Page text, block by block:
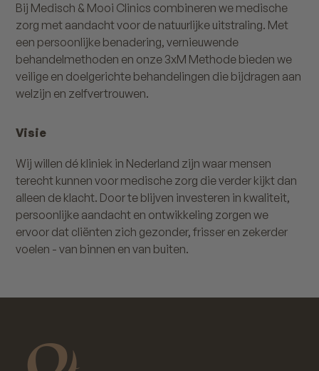
Bij Medisch & Mooi Clinics combineren we medische
zorg met aandacht voor de natuurlijke uitstraling. Met
een persoonlijke benadering, vernieuwende
behandelmethoden en onze 3xM Methode bieden we
veilige en doelgerichte behandelingen die bijdragen aan
welzijn en zelfvertrouwen.
Visie
Wij willen dé kliniek in Nederland zijn waar mensen
terecht kunnen voor medische zorg die verder kijkt dan
alleen de klacht. Door te blijven investeren in kwaliteit,
persoonlijke aandacht en ontwikkeling zorgen we
ervoor dat cliënten zich gezonder, frisser en zekerder
voelen - van binnen en van buiten.